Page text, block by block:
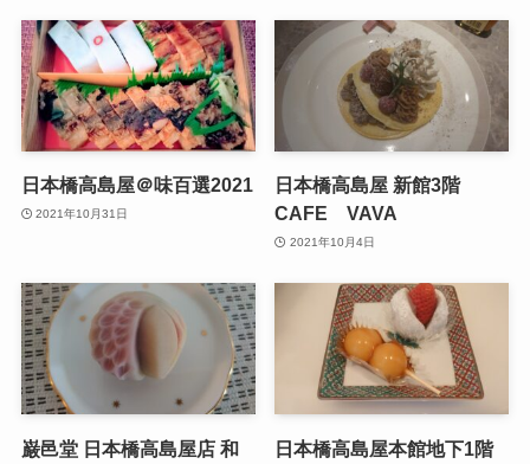
日本橋高島屋＠味百選2021
2021年10月31日
日本橋高島屋 新館3階
CAFE VAVA
2021年10月4日
巌邑堂 日本橋高島屋店 和
日本橋高島屋本館地下1階